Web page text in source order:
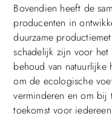
Bovendien heeft de
producenten in
duurzame
schadelijk zijn voor
behoud van
om de ecologische
verminderen en om bij
toekomst voor